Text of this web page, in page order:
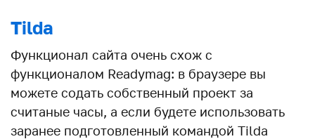
Tilda
Функционал сайта очень схож с
функционалом Readymag: в браузере вы
можете содать собственный проект за
считаные часы, а если будете использовать
заранее подготовленный командой Tilda